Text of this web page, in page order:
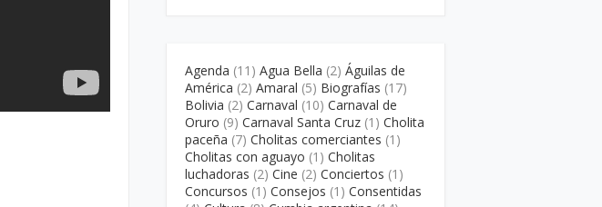
Agenda (11) Agua Bella (2) Águilas de
América (2) Amaral (5) Biografías (17)
Bolivia (2) Carnaval (10) Carnaval de
Oruro (9) Carnaval Santa Cruz (1) Cholita
paceña (7) Cholitas comerciantes (1)
Cholitas con aguayo (1) Cholitas
luchadoras (2) Cine (2) Conciertos (1)
Concursos (1) Consejos (1) Consentidas